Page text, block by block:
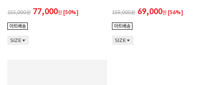
155,000 77,000원 [50%]
SIZE
159,000 69,000원 [56%]
SIZE